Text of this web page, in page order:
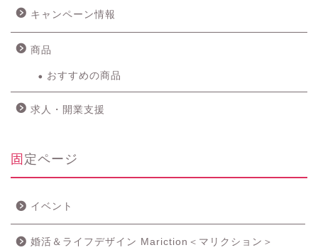
キャンペーン情報
商品
おすすめの商品
求人・開業支援
固定ページ
イベント
婚活＆ライフデザイン Mariction＜マリクション＞